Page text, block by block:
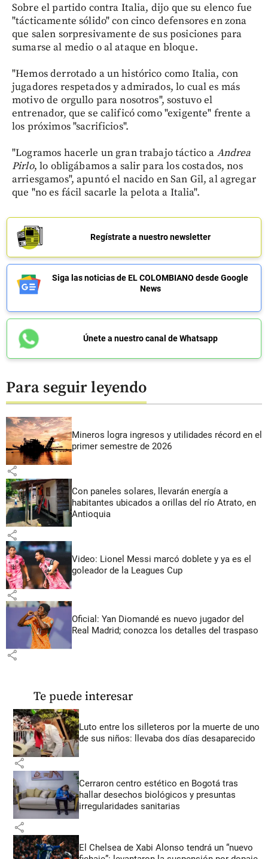
Sobre el partido contra Italia, dijo que su elenco fue
"tácticamente sólido" con cinco defensores en zona
que salen sorpresivamente de sus posiciones para
sumarse al medio o al ataque en bloque.
"Hemos derrotado a un histórico como Italia, con
jugadores respetados y admirados, lo cual es más
motivo de orgullo para nosotros", sostuvo el
entrenador, que se calificó como "exigente" frente a
los próximos "sacrificios".
"Logramos hacerle un gran trabajo táctico a Andrea
Pirlo, lo obligábamos a salir para los costados, nos
arriesgamos", apuntó el nacido en San Gil, al agregar
que "no es fácil sacarle la pelota a Italia".
Regístrate a nuestro newsletter
Siga las noticias de EL COLOMBIANO desde Google
News
Únete a nuestro canal de Whatsapp
Para seguir leyendo
Mineros logra ingresos y utilidades récord en el
primer semestre de 2026
share
Con paneles solares, llevarán energía a
habitantes ubicados a orillas del río Atrato, en
Antioquia
share
Video: Lionel Messi marcó doblete y ya es el
goleador de la Leagues Cup
share
Oficial: Yan Diomandé es nuevo jugador del
Real Madrid; conozca los detalles del traspaso
share
Te puede interesar
Luto entre los silleteros por la muerte de uno
de sus niños: llevaba dos días desaparecido
share
Cerraron centro estético en Bogotá tras
hallar desechos biológicos y presuntas
irregularidades sanitarias
share
El Chelsea de Xabi Alonso tendrá un “nuevo